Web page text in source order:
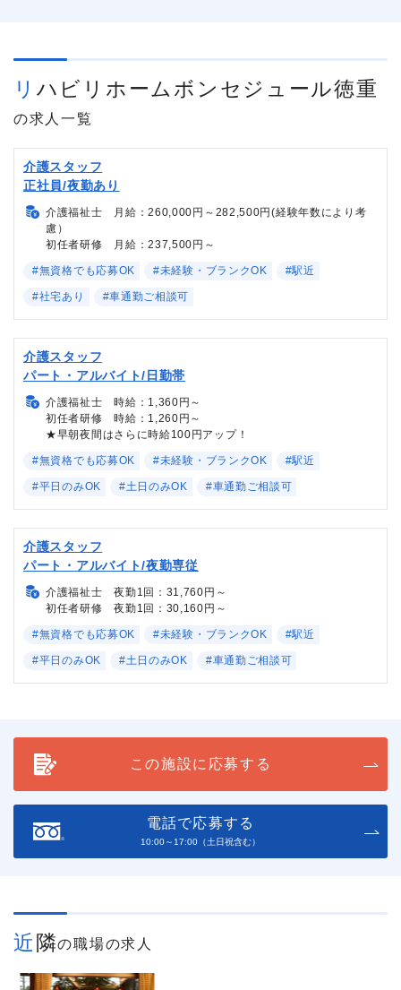
リハビリホームボンセジュール徳重
の求人一覧
介護スタッフ
正社員/夜勤あり
介護福祉士 月給：260,000円～282,500円(経験年数により考
慮）
初任者研修 月給：237,500円～
#無資格でも応募OK #未経験・ブランクOK #駅近
#社宅あり #車通勤ご相談可
介護スタッフ
パート・アルバイト/日勤帯
介護福祉士 時給：1,360円～
初任者研修 時給：1,260円～
★早朝夜間はさらに時給100円アップ！
#無資格でも応募OK #未経験・ブランクOK #駅近
#平日のみOK #土日のみOK #車通勤ご相談可
介護スタッフ
パート・アルバイト/夜勤専従
介護福祉士 夜勤1回：31,760円～
初任者研修 夜勤1回：30,160円～
#無資格でも応募OK #未経験・ブランクOK #駅近
#平日のみOK #土日のみOK #車通勤ご相談可
この施設に応募する
電話で応募する
10:00～17:00（土日祝含む）
近隣の職場の求人